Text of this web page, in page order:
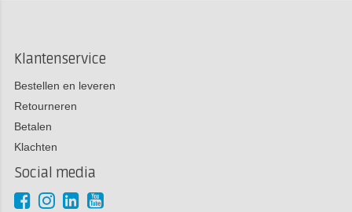
Klantenservice
Bestellen en leveren
Retourneren
Betalen
Klachten
Social media